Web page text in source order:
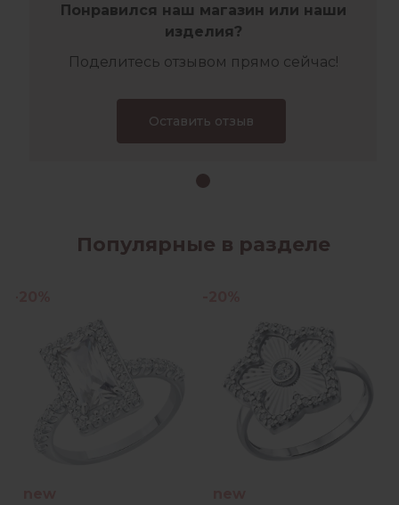
Понравился наш магазин или наши
изделия?
Поделитесь отзывом прямо сейчас!
Оставить отзыв
Популярные в разделе